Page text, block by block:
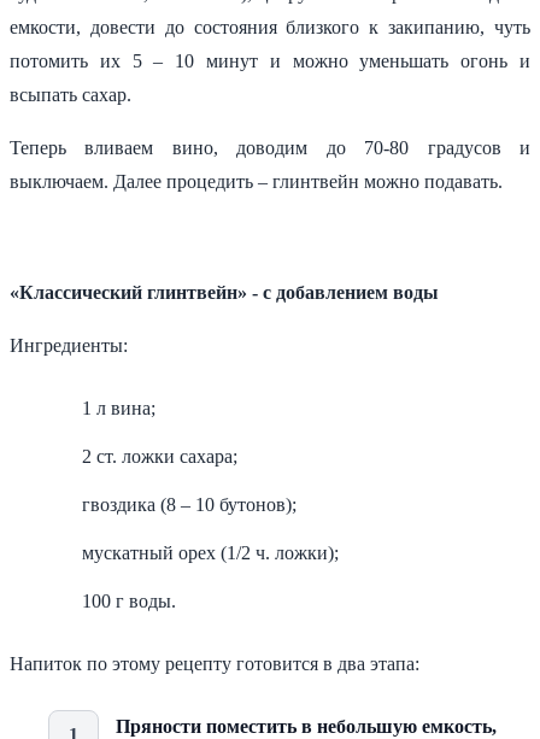
емкости, довести до состояния близкого к закипанию, чуть
потомить их 5 – 10 минут и можно уменьшать огонь и
всыпать сахар.
Теперь вливаем вино, доводим до 70-80 градусов и
выключаем. Далее процедить – глинтвейн можно подавать.
«Классический глинтвейн» - с добавлением воды
Ингредиенты:
1 л вина;
2 ст. ложки сахара;
гвоздика (8 – 10 бутонов);
мускатный орех (1/2 ч. ложки);
100 г воды.
Напиток по этому рецепту готовится в два этапа:
Пряности поместить в небольшую емкость,